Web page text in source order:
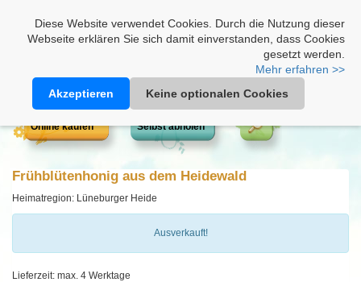
Diese Website verwendet Cookies. Durch die Nutzung dieser
Webseite erklären Sie sich damit einverstanden, dass Cookies
gesetzt werden.
Mehr erfahren >>
Akzeptieren
Keine optionalen Cookies
Online kaufen Selbst abholen
Frühblütenhonig aus dem Heidewald
Heimatregion: Lüneburger Heide
Ausverkauft!
Lieferzeit: max. 4 Werktage